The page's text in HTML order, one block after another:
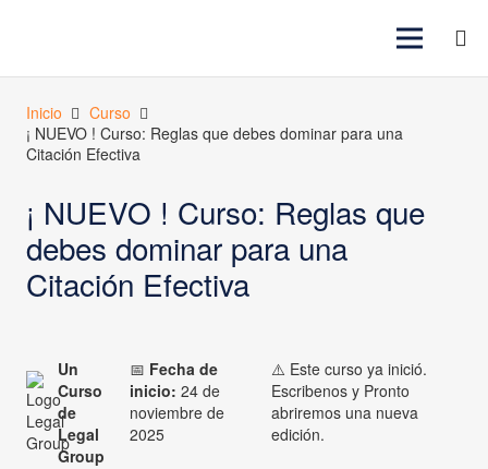
Inicio
Curso
¡ NUEVO ! Curso: Reglas que debes dominar para una
Citación Efectiva
¡ NUEVO ! Curso: Reglas que
debes dominar para una
Citación Efectiva
Un
Curso
de
Legal
Group
📅 Fecha de
inicio: 24 de
noviembre de
2025
⚠️ Este curso ya inició.
Escribenos y Pronto
abriremos una nueva
edición.